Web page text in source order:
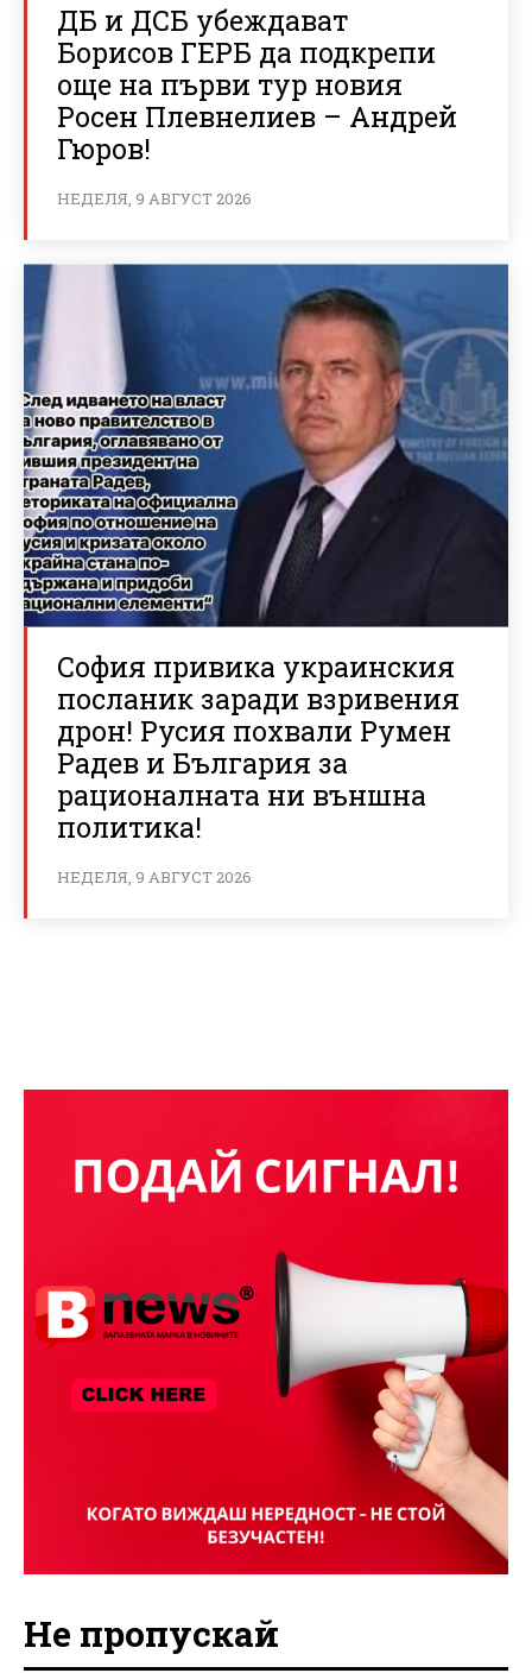
ДБ и ДСБ убеждават
Борисов ГЕРБ да подкрепи
още на първи тур новия
Росен Плевнелиев – Андрей
Гюров!
НЕДЕЛЯ, 9 АВГУСТ 2026
София привика украинския
посланик заради взривения
дрон! Русия похвали Румен
Радев и България за
рационалната ни външна
политика!
НЕДЕЛЯ, 9 АВГУСТ 2026
Не пропускай